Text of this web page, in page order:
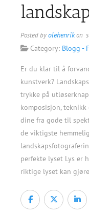
Posted byolehenrikon
Category: Blogg -
Er du klar til å
kunstverk?
trykke på
komposisjon,
dine fra gode til
de viktigste
perfekte lyset Lys er
riktige lyset kan